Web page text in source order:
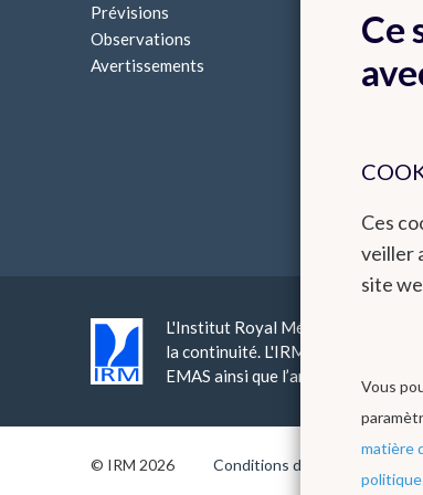
Prévisions
Observations
Avertissements
Bilans
L'Institut Royal Météorologique
la continuité. L'IRM est un institut
EMAS ainsi que l’amélioration
© IRM 2026 Conditions d'utilisation
Ce
Ces
veiller
site
Vous
matière